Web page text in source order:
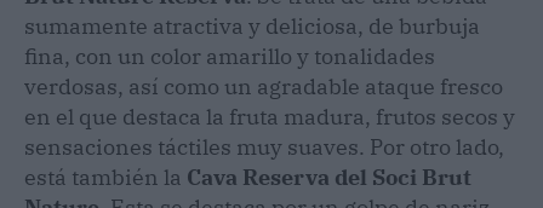
sumamente atractiva y deliciosa, de burbuja
fina, con un color amarillo y tonalidades
verdosas, así como un agradable ataque fresco
en el que destaca la fruta madura, frutos secos y
sensaciones táctiles muy suaves. Por otro lado,
está también la Cava Reserva del Soci Brut